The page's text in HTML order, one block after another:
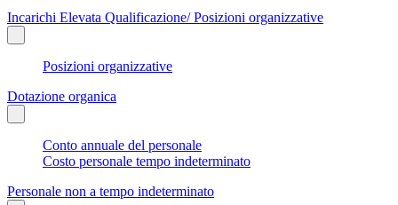
Incarichi Elevata Qualificazione/ Posizioni organizzative
Posizioni organizzative
Dotazione organica
Conto annuale del personale
Costo personale tempo indeterminato
Personale non a tempo indeterminato